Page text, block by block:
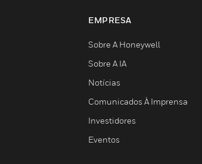
EMPRESA
Sobre A Honeywell
Sobre A IA
Notícias
Comunicados À Imprensa
Investidores
Eventos